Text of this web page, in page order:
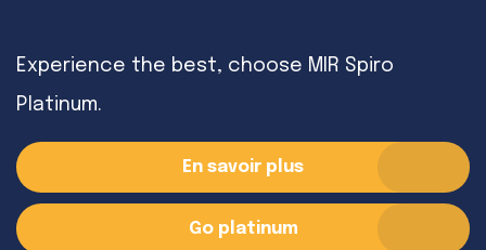
Experience the best, choose MIR Spiro
Platinum.
En savoir plus
Go platinum